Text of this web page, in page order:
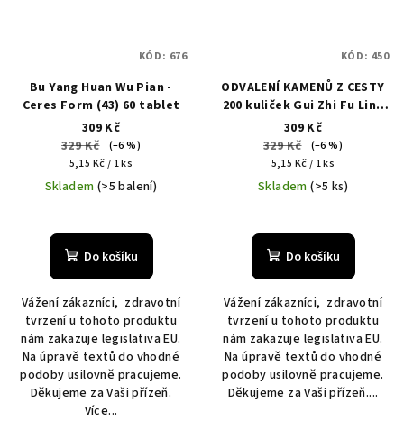
Bu Yang Huan Wu Pian -
Ceres Form (43) 60 tablet
309 Kč
329 Kč
(–6 %)
Měrná
cena:
5,15 Kč / 1 ks
Skladem (>5 balení)
Do košíku
Vážení zákazníci, zdravotní
tvrzení u tohoto produktu
nám zakazuje legislativa EU.
Na úpravě textů do vhodné
podoby usilovně pracujeme.
Děkujeme za Vaši přízeň.
Více...
KÓD: 676
ODVALENÍ KAMENŮ Z CESTY
200 kuliček Gui Zhi Fu Ling
Pian - Uter Form (054)
309 Kč
329 Kč
(–6 %)
Měrná
cena:
5,15 Kč / 1 ks
Skladem(>5 ks)
Do košíku
Vážení zákazníci, zdravotní
tvrzení u tohoto produktu
nám zakazuje legislativa EU.
Na úpravě textů do vhodné
podoby usilovně pracujeme.
Děkujeme za Vaši přízeň....
KÓD: 450